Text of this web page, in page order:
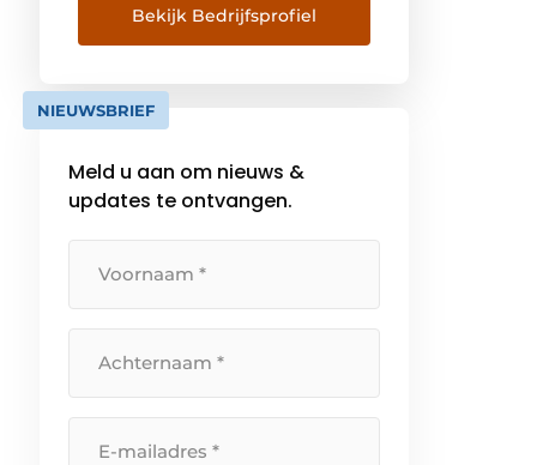
hoofdzakelijk kranen en
vloerhevels voor badkamers en
generaties streven steeds naar
een groei van het familiebedrijf,
merk en de […]
Bekijk Bedrijfsprofiel
NIEUWSBRIEF
Meld u aan om nieuws &
updates te ontvangen.